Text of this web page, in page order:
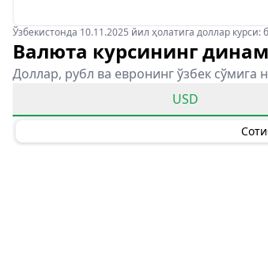
Ўзбекистонда 10.11.2025 йил ҳолатига доллар
Валюта курсининг
Доллар, рубл ва евронинг ўзбек сўмига
USD